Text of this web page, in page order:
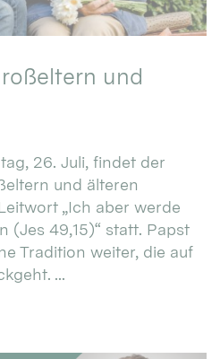
und
26. Juli, findet der
und älteren
„Ich aber werde
(Jes 49,15)“ statt. Papst
Tradition weiter, die auf
...